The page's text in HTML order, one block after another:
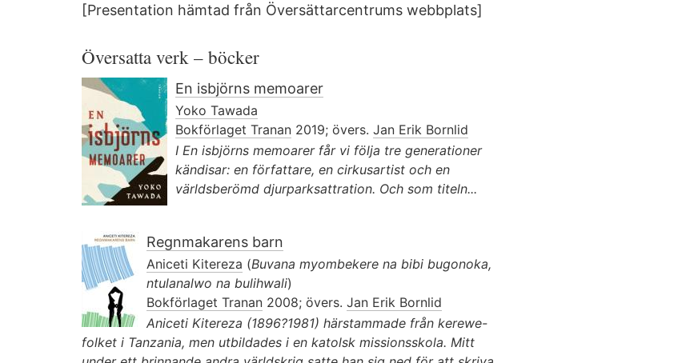
[Presentation hämtad från Översättarcentrums webbplats]
Översatta verk – böcker
En isbjörns memoarer
Yoko Tawada
Bokförlaget Tranan 2019; övers. Jan Erik Bornlid
I En isbjörns memoarer får vi följa tre generationer
kändisar: en författare, en cirkusartist och en
världsberömd djurparks­attration. Och som titeln...
Regnmakarens barn
Aniceti Kitereza (Buvana myombekere na bibi bugonoka,
ntulanalwo na bulihwali)
Bokförlaget Tranan 2008; övers. Jan Erik Bornlid
Aniceti Kitereza (1896?1981) härstammade från kerewe-
folket i Tanzania, men utbildades i en katolsk missionsskola. Mitt